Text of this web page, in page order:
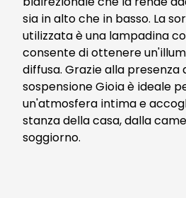
sia in alto che in basso. La
utilizzata è una lampadina
consente di ottenere
diffusa. Grazie alla presenza
sospensione Gioia è ideale
un'atmosfera intima e
stanza della casa, dalla
soggiorno.